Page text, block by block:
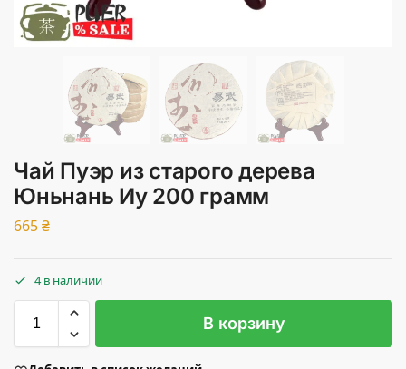
Чай Пуэр из старого дерева
Юньнань Иу 200 грамм
665₴
4 в наличии
В корзину